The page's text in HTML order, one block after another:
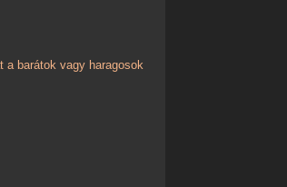
a barátok vagy haragosok